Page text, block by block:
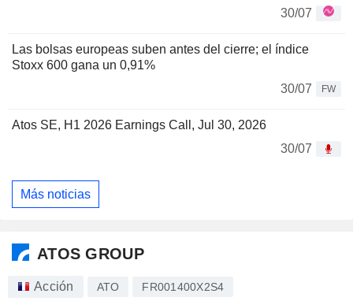
30/07
Las bolsas europeas suben antes del cierre; el índice
Stoxx 600 gana un 0,91%
30/07
FW
Atos SE, H1 2026 Earnings Call, Jul 30, 2026
30/07
Más noticias
ATOS GROUP
Acción ATO FR001400X2S4